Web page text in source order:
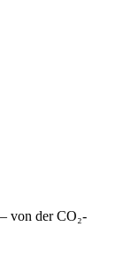
von der CO₂-